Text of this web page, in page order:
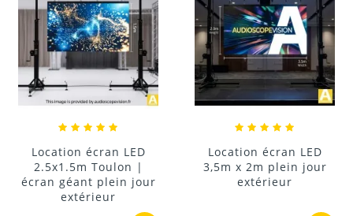
Location écran LED
2.5x1.5m Toulon |
écran géant plein jour
extérieur
Location écran LED
3,5m x 2m plein jour
extérieur